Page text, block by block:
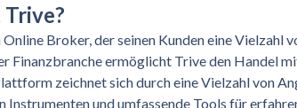
Broker, der seinen Kunden eine Vielzahl
Finanzbranche ermöglicht Trive den Handel
zeichnet sich durch eine Vielzahl von
Instrumenten und umfassende Tools für